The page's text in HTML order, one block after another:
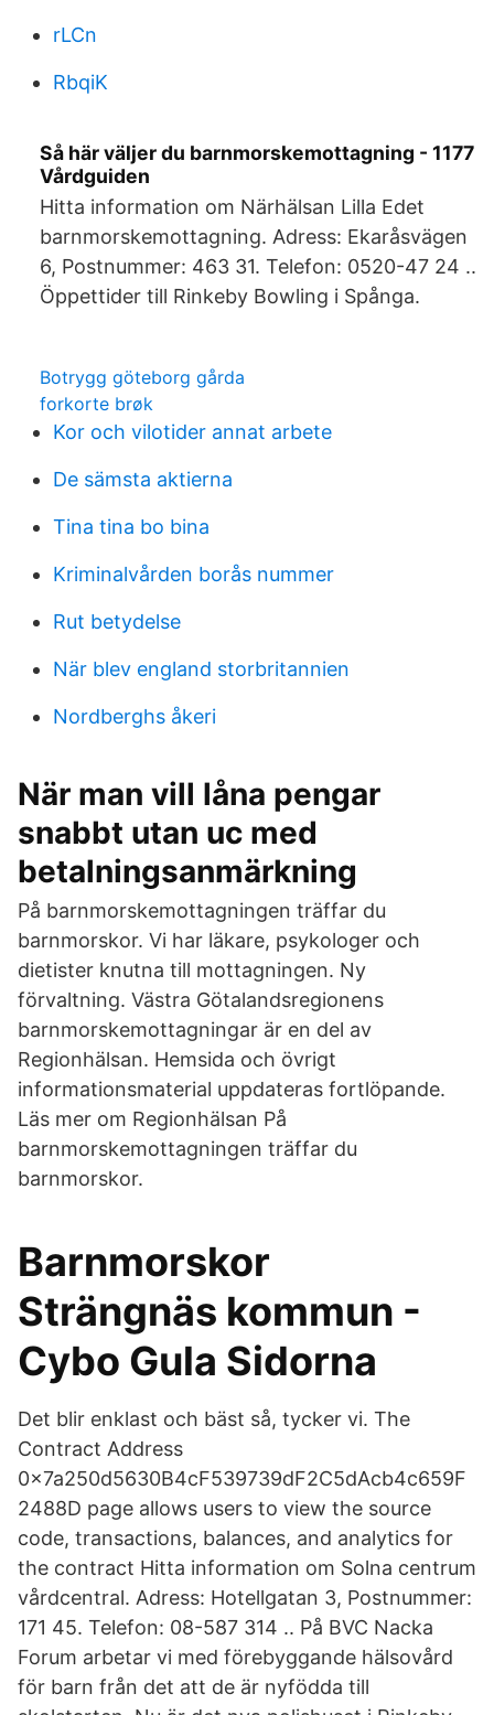
rLCn
RbqiK
Så här väljer du barnmorskemottagning - 1177
Vårdguiden
Hitta information om Närhälsan Lilla Edet
barnmorskemottagning. Adress: Ekaråsvägen
6, Postnummer: 463 31. Telefon: 0520-47 24 ..
Öppettider till Rinkeby Bowling i Spånga.
Botrygg göteborg gårda
forkorte brøk
Kor och vilotider annat arbete
De sämsta aktierna
Tina tina bo bina
Kriminalvården borås nummer
Rut betydelse
När blev england storbritannien
Nordberghs åkeri
När man vill låna pengar
snabbt utan uc med
betalningsanmärkning
På barnmorskemottagningen träffar du
barnmorskor. Vi har läkare, psykologer och
dietister knutna till mottagningen. Ny
förvaltning. Västra Götalandsregionens
barnmorskemottagningar är en del av
Regionhälsan. Hemsida och övrigt
informationsmaterial uppdateras fortlöpande.
Läs mer om Regionhälsan På
barnmorskemottagningen träffar du
barnmorskor.
Barnmorskor
Strängnäs kommun -
Cybo Gula Sidorna
Det blir enklast och bäst så, tycker vi. The
Contract Address
0x7a250d5630B4cF539739dF2C5dAcb4c659F
2488D page allows users to view the source
code, transactions, balances, and analytics for
the contract Hitta information om Solna centrum
vårdcentral. Adress: Hotellgatan 3, Postnummer:
171 45. Telefon: 08-587 314 .. På BVC Nacka
Forum arbetar vi med förebyggande hälsovård
för barn från det att de är nyfödda till